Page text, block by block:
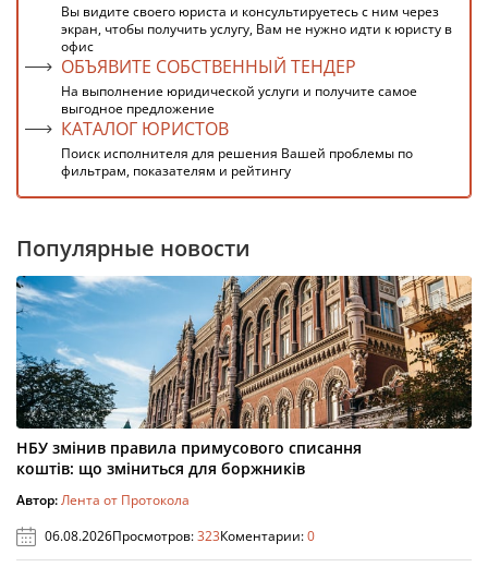
Вы видите своего юриста и консультируетесь с ним через
экран, чтобы получить услугу, Вам не нужно идти к юристу в
офис
ОБЪЯВИТЕ СОБСТВЕННЫЙ ТЕНДЕР
На выполнение юридической услуги и получите самое
выгодное предложение
КАТАЛОГ ЮРИСТОВ
Поиск исполнителя для решения Вашей проблемы по
фильтрам, показателям и рейтингу
Популярные новости
НБУ змінив правила примусового списання
коштів: що зміниться для боржників
Автор:Лента от Протокола
06.08.2026Просмотров:323Коментарии:0